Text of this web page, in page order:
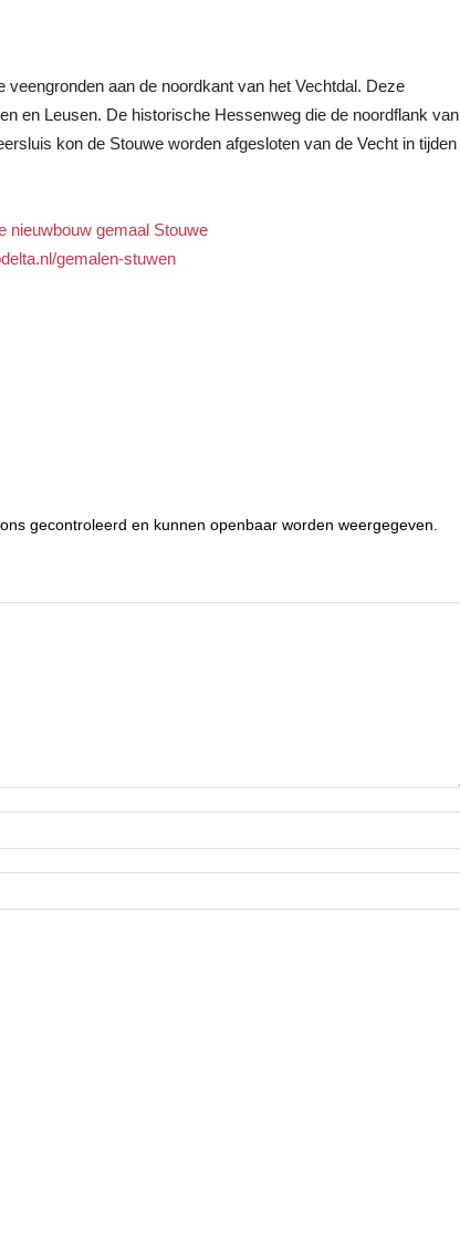
aan de noordkant van het Vechtdal. Deze
en Leusen. De historische Hessenweg die de noordflank van
kon de Stouwe worden afgesloten van de Vecht in tijden
nieuwbouw gemaal Stouwe
gemalen-stuwen
gecontroleerd en kunnen openbaar worden weergegeven.